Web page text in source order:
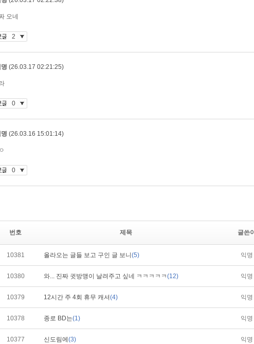
번호 제목 글쓴이
10381 올라오는 글들 보고 구인 글 보니 (5) 익명
10380 와... 진짜 귓방맹이 날려주고 싶네 ㅋㅋㅋㅋㅋ(12) 익명
10379 12시간 주 4회 휴무 캐셔(4) 익명
10378 종로 BD는(1) 익명
10377 신도림에 (3) 익명